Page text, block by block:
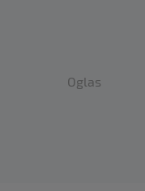
Oglas